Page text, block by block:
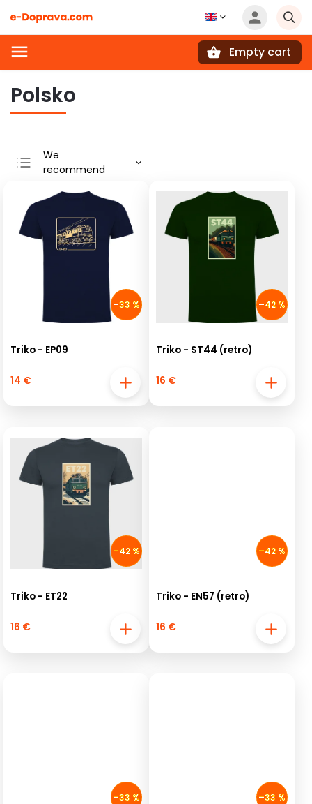
Empty cart
Polsko
We
recommend
Most expensive
Bestsellers
Alphabetically
–33 %
Triko - EP09
14 €
–42 %
Triko - ST44 (retro)
16 €
–42 %
Triko - ET22
16 €
–42 %
Triko - EN57 (retro)
16 €
–33 % –33 %